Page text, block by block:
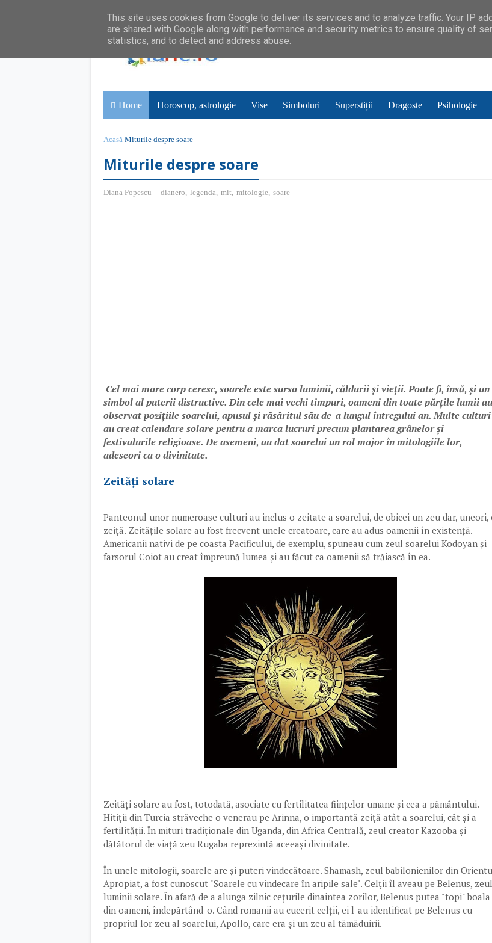
Home Horoscop, astrologie Vise Simboluri Superstiții Dragoste Psihologie
Acasă Miturile despre soare
Miturile despre soare
Diana Popescu dianero, legenda, mit, mitologie, soare
Cel mai mare corp ceresc, soarele este sursa luminii, căldurii și vieții. Poate fi, însă, și un
simbol al puterii distructive. Din cele mai vechi timpuri, oameni din toate părțile lumii au
observat pozițiile soarelui, apusul și răsăritul său de-a lungul întregului an. Multe culturi
au creat calendare solare pentru a marca lucruri precum plantarea grânelor și
festivalurile religioase. De asemeni, au dat soarelui un rol major în mitologiile lor,
adeseori ca o divinitate.
Zeități solare
Panteonul unor numeroase culturi au inclus o zeitate a soarelui, de obicei un zeu dar, uneori,
zeiță. Zeitățile solare au fost frecvent unele creatoare, care au adus oamenii în existență.
Americanii nativi de pe coasta Pacificului, de exemplu, spuneau cum zeul soarelui Kodoyan și
farsorul Coiot au creat împreună lumea și au făcut ca oamenii să trăiască în ea.
Zeități solare au fost, totodată, asociate cu fertilitatea ființelor umane și cea a pământului.
Hitiții din Turcia străveche o venerau pe Arinna, o importantă zeiță atât a soarelui, cât și a
fertilității. În mituri tradiționale din Uganda, din Africa Centrală, zeul creator Kazooba și
dătătorul de viață zeu Rugaba reprezintă aceeași divinitate.
În unele mitologii, soarele are și puteri vindecătoare. Shamash, zeul babilonienilor din
Apropiat, a fost cunoscut "Soarele cu vindecare în aripile sale". Celții îl aveau pe Belenus, zeul
luminii solare. În afară de a alunga zilnic cețurile dinaintea zorilor, Belenus putea "topi" boala
din oameni, îndepărtând-o. Când romanii au cucerit celții, ei l-au identificat pe Belenus cu
propriul lor zeu al soarelui, Apollo, care era și un zeu al tămăduirii.
This site uses cookies from Google to deliver its services and to analyze traffic. Your IP
are shared with Google along with performance and security metrics to ensure quality of
statistics, and to detect and address abuse.